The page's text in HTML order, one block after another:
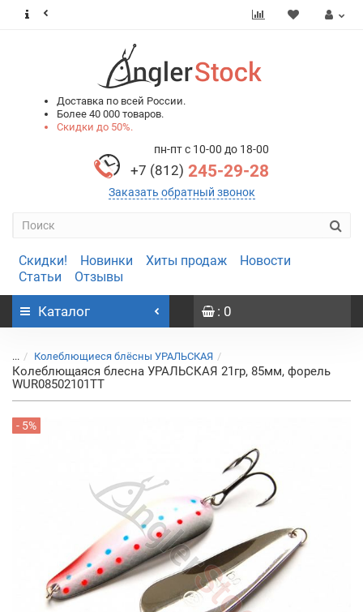
Доставка по всей России.
Более 40 000 товаров.
Скидки до 50%.
пн-пт с 10-00 до 18-00
+7 (812) 245-29-28
Заказать обратный звонок
Скидки! Новинки Хиты продаж
Новости
Статьи
Отзывы
Каталог : 0
... Колеблющиеся блёсны УРАЛЬСКАЯ
Колеблющаяся блесна УРАЛЬСКАЯ 21гр, 85мм, форель
WUR08502101TT
- 5%